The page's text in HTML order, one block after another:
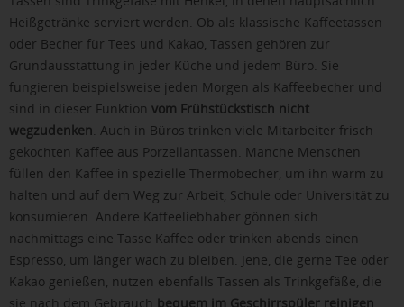
Heißgetränke serviert werden. Ob als klassische Kaffeetassen
oder Becher für Tees und Kakao, Tassen gehören zur
Grundausstattung in jeder Küche und jedem Büro. Sie
fungieren beispielsweise jeden Morgen als Kaffeebecher und
sind in dieser Funktion vom Frühstückstisch nicht
wegzudenken. Auch in Büros trinken viele Mitarbeiter frisch
gekochten Kaffee aus Porzellantassen. Manche Menschen
füllen den Kaffee in spezielle Thermobecher, um ihn warm zu
halten und auf dem Weg zur Arbeit, Schule oder Universität zu
konsumieren. Andere Kaffeeliebhaber gönnen sich
nachmittags eine Tasse Kaffee oder trinken abends einen
Espresso, um länger wach zu bleiben. Jene, die gerne Tee oder
Kakao genießen, nutzen ebenfalls Tassen als Trinkgefäße, die
sie nach dem Gebrauch bequem im Geschirrspüler reinigen